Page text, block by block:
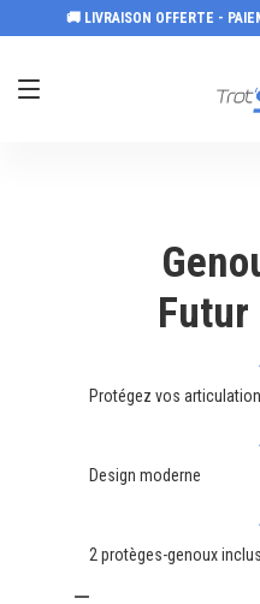
🚚 LIVRAISON OFFERTE -
Protégez vos
Design moderne
2 protèges-genoux inclus